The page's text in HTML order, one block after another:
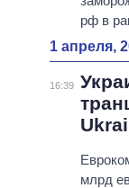
рф в
1 апреля,
16:39
млрд